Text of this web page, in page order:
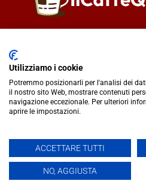
C.F.
Chi
Privacy &
IlCaffèQuotidiano.online è una
presso il Tribunale di
Realizzato da
Utilizziamo i cookie
Potremmo posizionarli per l'analisi dei
il nostro sito Web, mostrare contenuti
navigazione eccezionale. Per ulteriori
aprire le impostazioni.
ACCETTARE TUTTI
NO, AGGIUSTA